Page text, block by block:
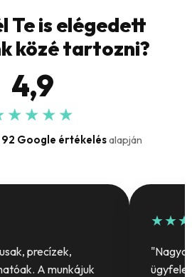
Te is elégedett
közé tartozni?
4,9
92 Google értékelésalapján
precízek,
A munkájuk